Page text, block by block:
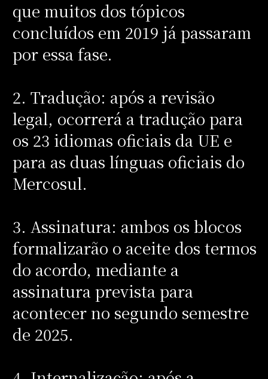
que muitos dos tópicos
concluídos em 2019 já passaram
por essa fase.
2. Tradução: após a revisão
legal, ocorrerá a tradução para
os 23 idiomas oficiais da UE e
para as duas línguas oficiais do
Mercosul.
3. Assinatura: ambos os blocos
formalizarão o aceite dos termos
do acordo, mediante a
assinatura prevista para
acontecer no segundo semestre
de 2025.